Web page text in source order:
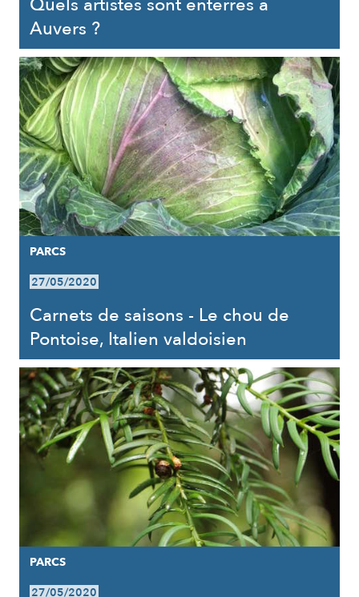
Quels artistes sont enterrés à
Auvers ?
PARCS
27/05/2020
Carnets de saisons - Le chou de
Pontoise, Italien valdoisien
PARCS
27/05/2020